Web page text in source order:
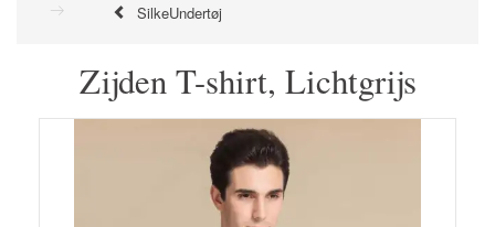
SilkeUndertøj
Zijden T-shirt, Lichtgrijs